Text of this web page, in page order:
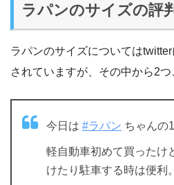
ラパンのサイズの評
ラパンのサイズについては
されていますが、その中から2つ
今日は #ラパン ちゃんの
軽自動車初めて買ったけ
けたり駐車する時は便利。